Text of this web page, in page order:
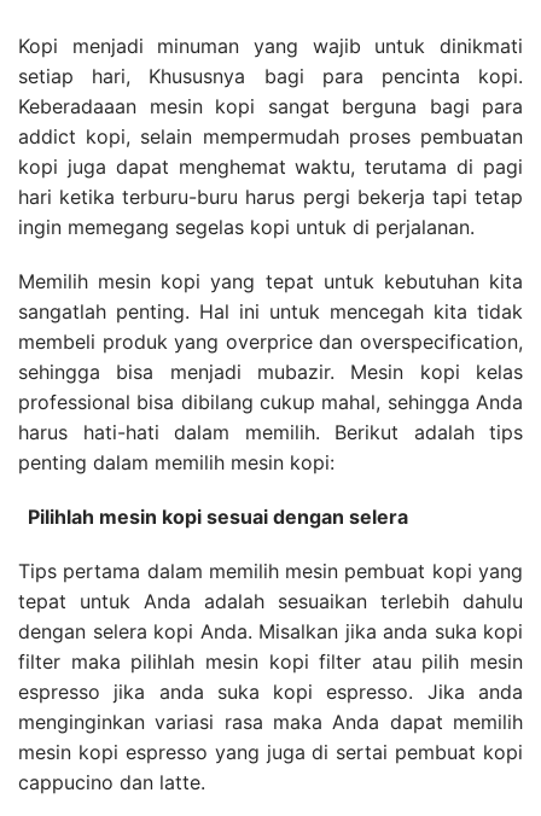
Kopi menjadi minuman yang wajib untuk dinikmati
setiap hari, Khususnya bagi para pencinta kopi.
Keberadaaan mesin kopi sangat berguna bagi para
addict kopi, selain mempermudah proses pembuatan
kopi juga dapat menghemat waktu, terutama di pagi
hari ketika terburu-buru harus pergi bekerja tapi tetap
ingin memegang segelas kopi untuk di perjalanan.
Memilih mesin kopi yang tepat untuk kebutuhan kita
sangatlah penting. Hal ini untuk mencegah kita tidak
membeli produk yang overprice dan overspecification,
sehingga bisa menjadi mubazir. Mesin kopi kelas
professional bisa dibilang cukup mahal, sehingga Anda
harus hati-hati dalam memilih. Berikut adalah tips
penting dalam memilih mesin kopi:
Pilihlah mesin kopi sesuai dengan selera
Tips pertama dalam memilih mesin pembuat kopi yang
tepat untuk Anda adalah sesuaikan terlebih dahulu
dengan selera kopi Anda. Misalkan jika anda suka kopi
filter maka pilihlah mesin kopi filter atau pilih mesin
espresso jika anda suka kopi espresso. Jika anda
menginginkan variasi rasa maka Anda dapat memilih
mesin kopi espresso yang juga di sertai pembuat kopi
cappucino dan latte.